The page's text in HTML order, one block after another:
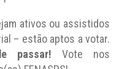
ativos ou assistidos
– estão aptos a votar.
passar! Vote nos